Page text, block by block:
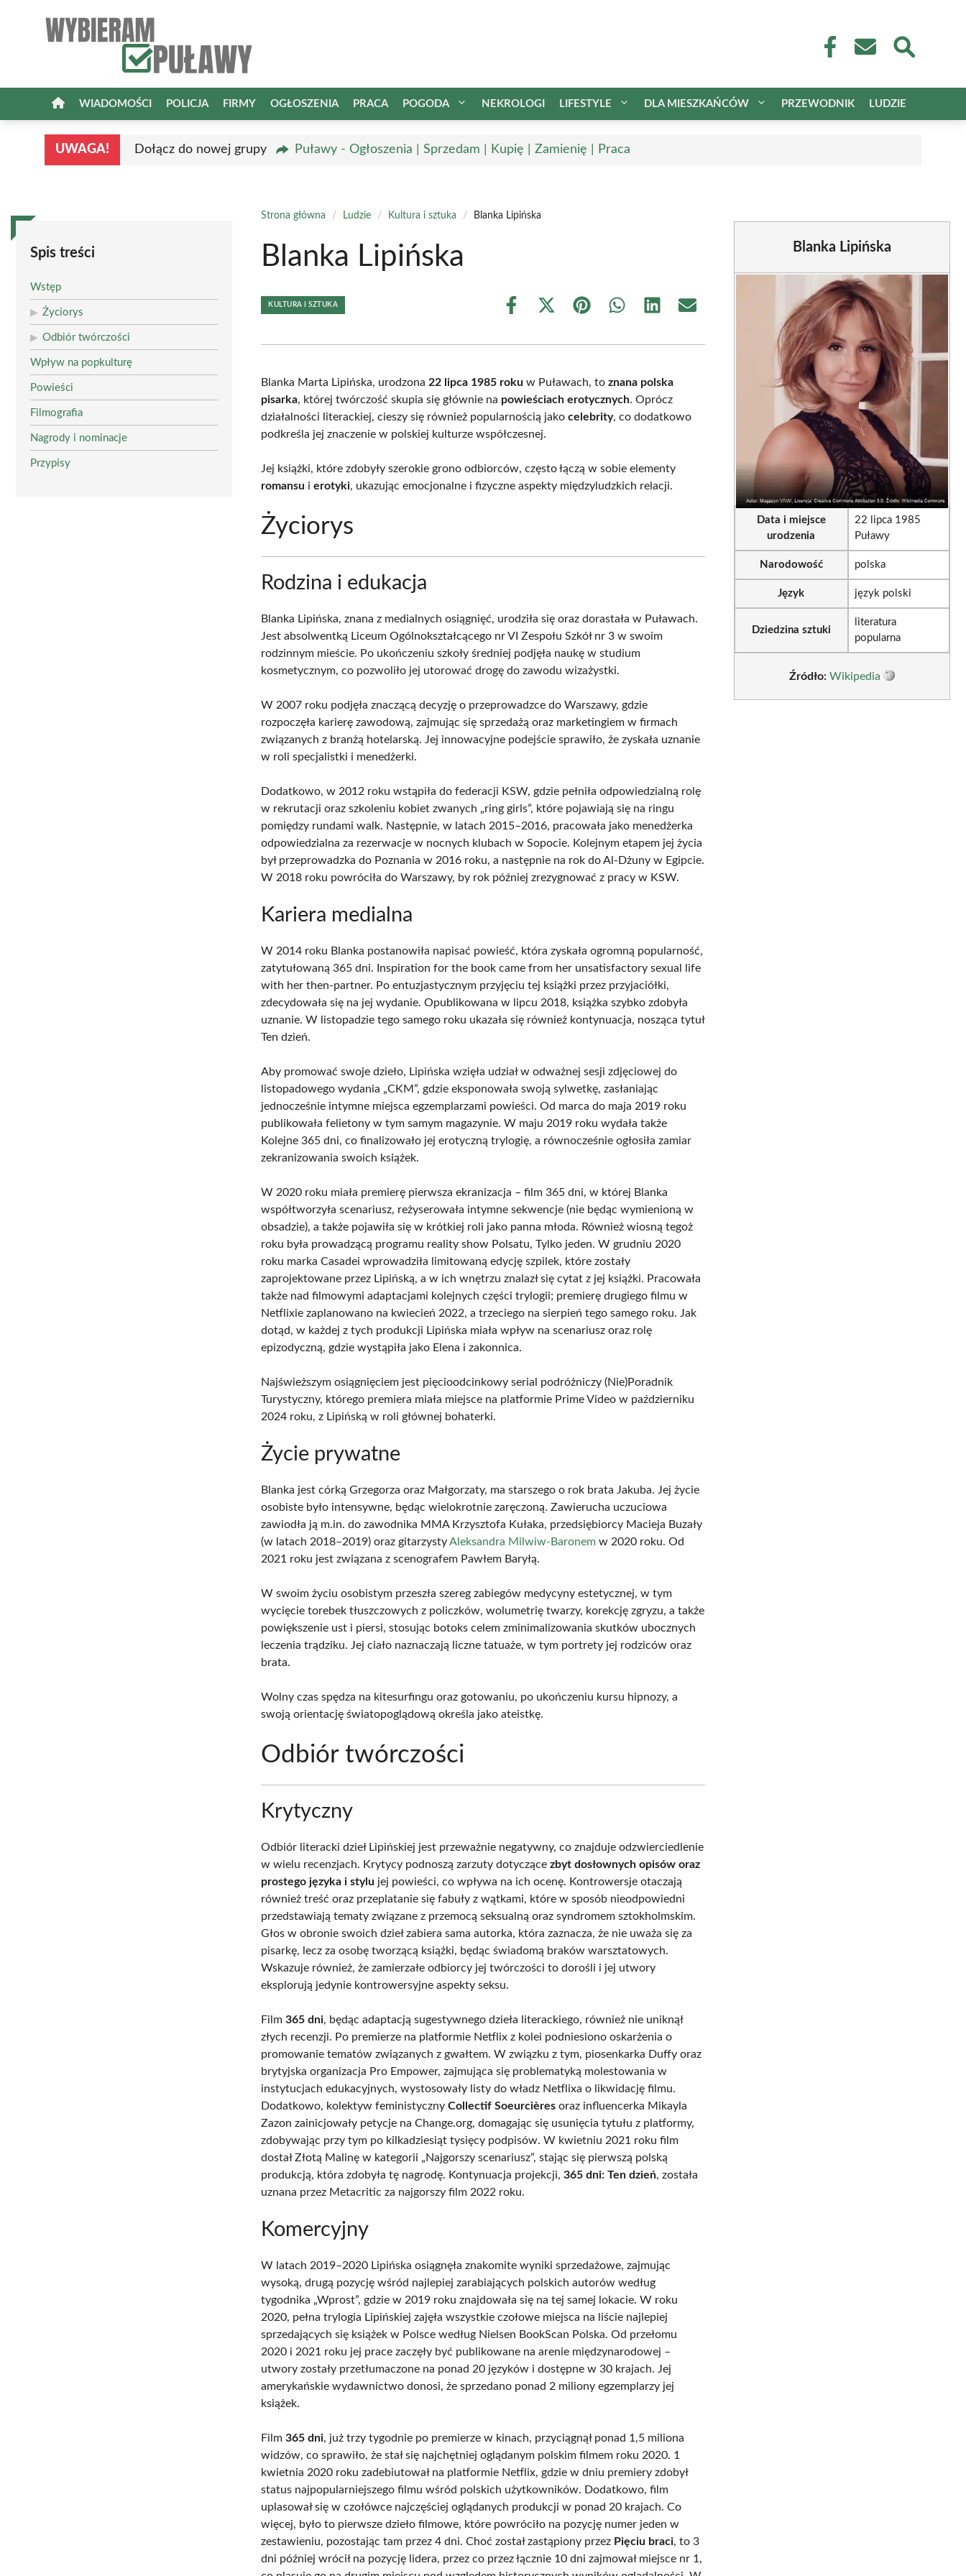
WIADOMOŚCI POLICJA FIRMY OGŁOSZENIA PRACA POGODA NEKROLOGI LIFESTYLE DLA MIESZKAŃCÓW PRZEWODNIK LUDZIE
UWAGA! Dołącz do nowej grupy Puławy - Ogłoszenia | Sprzedam | Kupię | Zamienię | Praca
Spis treści
Wstęp
Życiorys
Odbiór twórczości
Wpływ na popkulturę
Powieści
Filmografia
Nagrody i nominacje
Przypisy
Strona główna / Ludzie / Kultura i sztuka / Blanka Lipińska
Blanka Lipińska
KULTURA I SZTUKA
Share
Share
(Twitter)
Share Share Share Share
Blanka Marta Lipińska, urodzona 22 lipca 1985 roku w Puławach, toznana polska
pisarka, której twórczość skupia się głównie na powieściach erotycznych. Oprócz
działalności literackiej, cieszy się również popularnością jakocelebrity, co dodatkowo
podkreśla jej znaczenie w polskiej kulturze współczesnej.
Jej książki, które zdobyły szerokie grono odbiorców, często łączą w sobie elementy
romansu ierotyki, ukazując emocjonalne i fizyczne aspekty międzyludzkich relacji.
Życiorys
Rodzina i edukacja
Blanka Lipińska, znana z medialnych osiągnięć, urodziła się oraz dorastała w Puławach.
Jest absolwentką Liceum Ogólnokształcącego nr VI Zespołu Szkół nr 3 w swoim
rodzinnym mieście. Po ukończeniu szkoły średniej podjęła naukę w studium
kosmetycznym, co pozwoliło jej utorować drogę do zawodu wizażystki.
W 2007 roku podjęła znaczącą decyzję o przeprowadzce do Warszawy, gdzie
rozpoczęła karierę zawodową, zajmując się sprzedażą oraz marketingiem w firmach
związanych z branżą hotelarską. Jej innowacyjne podejście sprawiło, że zyskała uznanie
w roli specjalistki i menedżerki.
Dodatkowo, w 2012 roku wstąpiła do federacji KSW, gdzie pełniła odpowiedzialną rolę
w rekrutacji oraz szkoleniu kobiet zwanych „ring girls”, które pojawiają się na ringu
pomiędzy rundami walk. Następnie, w latach 2015–2016, pracowała jako menedżerka
odpowiedzialna za rezerwacje w nocnych klubach w Sopocie. Kolejnym etapem jej życia
był przeprowadzka do Poznania w 2016 roku, a następnie na rok do Al-Dżuny w Egipcie.
W 2018 roku powróciła do Warszawy, by rok później zrezygnować z pracy w KSW.
Kariera medialna
W 2014 roku Blanka postanowiła napisać powieść, która zyskała ogromną popularność,
zatytułowaną 365 dni. Inspiration for the book came from her unsatisfactory sexual life
with her then-partner. Po entuzjastycznym przyjęciu tej książki przez przyjaciółki,
zdecydowała się na jej wydanie. Opublikowana w lipcu 2018, książka szybko zdobyła
uznanie. W listopadzie tego samego roku ukazała się również kontynuacja, nosząca tytuł
Ten dzień.
Aby promować swoje dzieło, Lipińska wzięła udział w odważnej sesji zdjęciowej do
listopadowego wydania „CKM”, gdzie eksponowała swoją sylwetkę, zasłaniając
jednocześnie intymne miejsca egzemplarzami powieści. Od marca do maja 2019 roku
publikowała felietony w tym samym magazynie. W maju 2019 roku wydała także
Kolejne 365 dni, co finalizowało jej erotyczną trylogię, a równocześnie ogłosiła zamiar
zekranizowania swoich książek.
W 2020 roku miała premierę pierwsza ekranizacja – film 365 dni, w której Blanka
współtworzyła scenariusz, reżyserowała intymne sekwencje (nie będąc wymienioną w
obsadzie), a także pojawiła się w krótkiej roli jako panna młoda. Również wiosną tegoż
roku była prowadzącą programu reality show Polsatu, Tylko jeden. W grudniu 2020
roku marka Casadei wprowadziła limitowaną edycję szpilek, które zostały
zaprojektowane przez Lipińską, a w ich wnętrzu znalazł się cytat z jej książki. Pracowała
także nad filmowymi adaptacjami kolejnych części trylogii; premierę drugiego filmu w
Netflixie zaplanowano na kwiecień 2022, a trzeciego na sierpień tego samego roku. Jak
dotąd, w każdej z tych produkcji Lipińska miała wpływ na scenariusz oraz rolę
epizodyczną, gdzie wystąpiła jako Elena i zakonnica.
Najświeższym osiągnięciem jest pięcioodcinkowy serial podróżniczy (Nie)Poradnik
Turystyczny, którego premiera miała miejsce na platformie Prime Video w październiku
2024 roku, z Lipińską w roli głównej bohaterki.
Życie prywatne
Blanka jest córką Grzegorza oraz Małgorzaty, ma starszego o rok brata Jakuba. Jej życie
osobiste było intensywne, będąc wielokrotnie zaręczoną. Zawierucha uczuciowa
zawiodła ją m.in. do zawodnika MMA Krzysztofa Kułaka, przedsiębiorcy Macieja Buzały
(w latach 2018–2019) oraz gitarzystyAleksandra Milwiw-Baronem w 2020 roku. Od
2021 roku jest związana z scenografem Pawłem Baryłą.
W swoim życiu osobistym przeszła szereg zabiegów medycyny estetycznej, w tym
wycięcie torebek tłuszczowych z policzków, wolumetrię twarzy, korekcję zgryzu, a także
powiększenie ust i piersi, stosując botoks celem zminimalizowania skutków ubocznych
leczenia trądziku. Jej ciało naznaczają liczne tatuaże, w tym portrety jej rodziców oraz
brata.
Wolny czas spędza na kitesurfingu oraz gotowaniu, po ukończeniu kursu hipnozy, a
swoją orientację światopoglądową określa jako ateistkę.
Odbiór twórczości
Krytyczny
Odbiór literacki dzieł Lipińskiej jest przeważnie negatywny, co znajduje odzwierciedlenie
w wielu recenzjach. Krytycy podnoszą zarzuty dotyczące zbyt dosłownych opisów oraz
prostego języka i stylu jej powieści, co wpływa na ich ocenę. Kontrowersje otaczają
również treść oraz przeplatanie się fabuły z wątkami, które w sposób nieodpowiedni
przedstawiają tematy związane z przemocą seksualną oraz syndromem sztokholmskim.
Głos w obronie swoich dzieł zabiera sama autorka, która zaznacza, że nie uważa się za
pisarkę, lecz za osobę tworzącą książki, będąc świadomą braków warsztatowych.
Wskazuje również, że zamierzałe odbiorcy jej twórczości to dorośli i jej utwory
eksplorują jedynie kontrowersyjne aspekty seksu.
Film365 dni, będąc adaptacją sugestywnego dzieła literackiego, również nie uniknął
złych recenzji. Po premierze na platformie Netflix z kolei podniesiono oskarżenia o
promowanie tematów związanych z gwałtem. W związku z tym, piosenkarka Duffy oraz
brytyjska organizacja Pro Empower, zajmująca się problematyką molestowania w
instytucjach edukacyjnych, wystosowały listy do władz Netflixa o likwidację filmu.
Dodatkowo, kolektyw feministycznyCollectif Soeurcières oraz influencerka Mikayla
Zazon zainicjowały petycje na Change.org, domagając się usunięcia tytułu z platformy,
zdobywając przy tym po kilkadziesiąt tysięcy podpisów. W kwietniu 2021 roku film
dostał Złotą Malinę w kategorii „Najgorszy scenariusz”, stając się pierwszą polską
produkcją, która zdobyła tę nagrodę. Kontynuacja projekcji,365 dni: Ten dzień, została
uznana przez Metacritic za najgorszy film 2022 roku.
Komercyjny
W latach 2019–2020 Lipińska osiągnęła znakomite wyniki sprzedażowe, zajmując
wysoką, drugą pozycję wśród najlepiej zarabiających polskich autorów według
tygodnika „Wprost”, gdzie w 2019 roku znajdowała się na tej samej lokacie. W roku
2020, pełna trylogia Lipińskiej zajęła wszystkie czołowe miejsca na liście najlepiej
sprzedających się książek w Polsce według Nielsen BookScan Polska. Od przełomu
2020 i 2021 roku jej prace zaczęły być publikowane na arenie międzynarodowej –
utwory zostały przetłumaczone na ponad 20 języków i dostępne w 30 krajach. Jej
amerykańskie wydawnictwo donosi, że sprzedano ponad 2 miliony egzemplarzy jej
książek.
Film365 dni, już trzy tygodnie po premierze w kinach, przyciągnął ponad 1,5 miliona
widzów, co sprawiło, że stał się najchętniej oglądanym polskim filmem roku 2020. 1
kwietnia 2020 roku zadebiutował na platformie Netflix, gdzie w dniu premiery zdobył
status najpopularniejszego filmu wśród polskich użytkowników. Dodatkowo, film
uplasował się w czołówce najczęściej oglądanych produkcji w ponad 20 krajach. Co
więcej, było to pierwsze dzieło filmowe, które powróciło na pozycję numer jeden w
zestawieniu, pozostając tam przez 4 dni. Choć został zastąpiony przez Pięciu braci, to 3
dni później wrócił na pozycję lidera, przez co przez łącznie 10 dni zajmował miejsce nr 1,
Blanka Lipińska
Data i miejsce
urodzenia
22 lipca 1985
Puławy
Narodowość polska
Język język polski
Dziedzina sztuki
literatura
popularna
Źródło: Wikipedia